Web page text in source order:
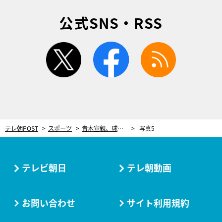
公式SNS・RSS
twitter facebook
テレ朝POST スポーツ 青木宣親、球史に残るヒットメーカーの打撃の秘訣「左手の使い方を覚えてヒットが出始めた」 写真5
テレビ朝日 テレ朝動画
お問い合わせ サイト利用規約